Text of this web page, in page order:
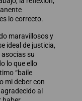
lo correcto.
maravillosos y
ideal de justicia,
su
lo que ello
“baile
mi deber con
al